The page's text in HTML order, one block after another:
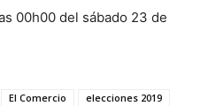
00h00 del sábado 23 de
El Comercio
elecciones 2019